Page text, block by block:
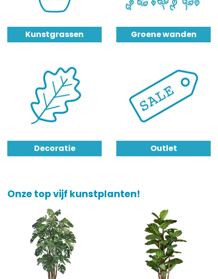
Kunstgrassen Groene wanden
Decoratie Outlet
Onze top vijf kunstplanten!